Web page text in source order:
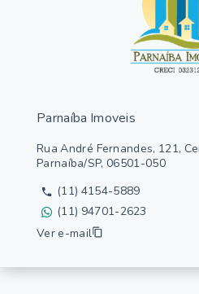
Parnaíba Imoveis
Rua André Fernandes, 121,
Parnaíba/SP, 06501-050
(11) 4154-5889
(11) 94701-2623
Ver e-mail